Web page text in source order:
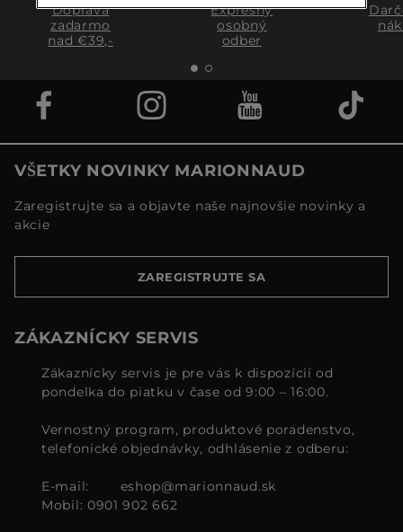
Doprava
zadarmo
nad €39,-
Expresný
osobný
odber
VŠETKY NOVINKY MARIONNAUD
Zaregistrujte sa a objavte naše najnovšie novinky a
akcie
ZAREGISTRUJTE SA
ZÁKAZNÍCKY SERVIS
Zákaznícky servis je pre vás k dispozícií od
pondelka do piatku v čase od 9:00 – 16:00.
Vernostný program, produktové poradenstvo,
telefonické objednávky, odhlásenie z odberu:
E-mail:
eshop@marionnaud.sk
Mobil: 0901 902 662